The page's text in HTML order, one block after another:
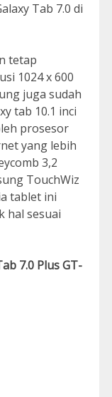
Tab 7.0 di
tetap
1024 x 600
juga sudah
tab 10.1 inci
prosesor
yang lebih
3,2
TouchWiz
tablet ini
hal sesuai
7.0 Plus GT-